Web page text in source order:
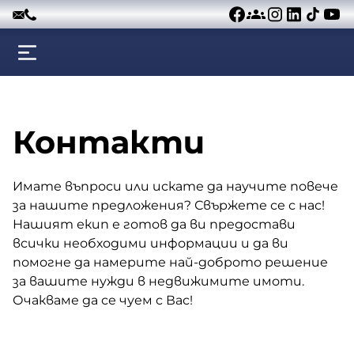
Към съдържанието
Контакти
Имате въпроси или искате да научите повече
за нашите предложения? Свържете се с нас!
Нашият екип е готов да ви предостави
всички необходими информации и да ви
помогне да намерите най-доброто решение
за вашите нужди в недвижимите имоти.
Очакваме да се чуем с Вас!